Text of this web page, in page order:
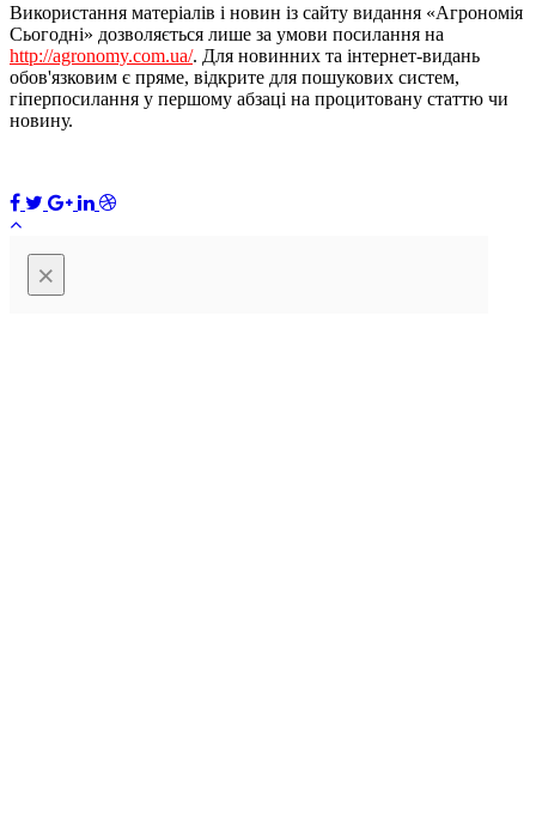
Використання матеріалів і новин із сайту видання «Агрономія
Сьогодні» дозволяється лише за умови посилання на
http://agronomy.com.ua/. Для новинних та інтернет-видань
обов'язковим є пряме, відкрите для пошукових систем,
гіперпосилання у першому абзаці на процитовану статтю чи
новину.
×